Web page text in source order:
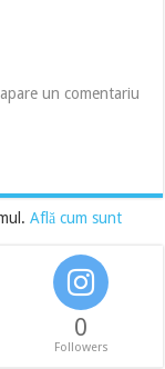
un comentariu
Află cum sunt
0
Followers